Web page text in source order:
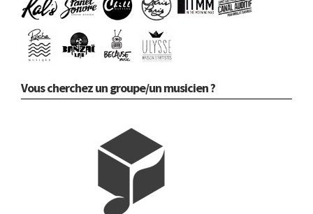
Vous cherchez un groupe/un musicien ?